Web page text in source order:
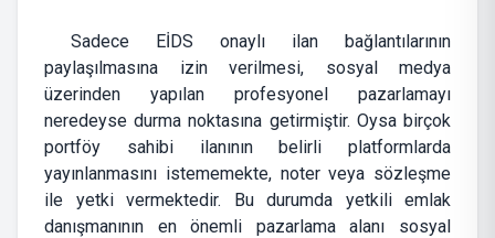
Sadece EİDS onaylı ilan bağlantılarının
paylaşılmasına izin verilmesi, sosyal medya
üzerinden yapılan profesyonel pazarlamayı
neredeyse durma noktasına getirmiştir. Oysa birçok
portföy sahibi ilanının belirli platformlarda
yayınlanmasını istememekte, noter veya sözleşme
ile yetki vermektedir. Bu durumda yetkili emlak
danışmanının en önemli pazarlama alanı sosyal